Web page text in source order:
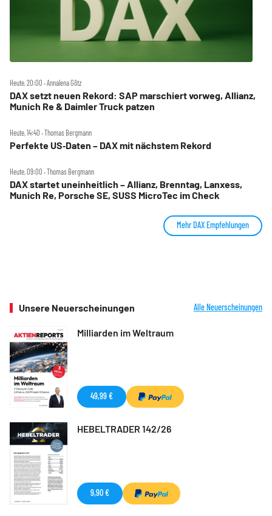
Heute, 20:00 ‧ Annalena Götz
DAX setzt neuen Rekord: SAP marschiert vorweg, Allianz,
Munich Re & Daimler Truck patzen
Heute, 14:40 ‧ Thomas Bergmann
Perfekte US‑Daten – DAX mit nächstem Rekord
Heute, 09:00 ‧ Thomas Bergmann
DAX startet uneinheitlich – Allianz, Brenntag, Lanxess,
Munich Re, Porsche SE, SUSS MicroTec im Check
Mehr DAX Empfehlungen
Unsere Neuerscheinungen Alle Neuerscheinungen
Milliarden im Weltraum
49,99 €
HEBELTRADER 142/26
9,90 €